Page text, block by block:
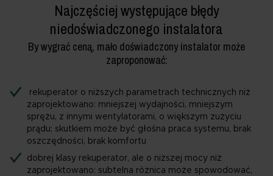
Najczęściej występujące błędy
niedoświadczonego instalatora
By wygrać ceną, mało doświadczony instalator może
zaproponować:
rekuperator o niższych parametrach technicznych niż
zaprojektowano: mniejszej wydajności, mniejszym
sprężu, z innymi wentylatorami, o większym zużyciu
prądu; skutkiem może być głośna praca systemu, brak
oszczędności, brak komfortu
dobrej klasy rekuperator, ale o niższej mocy niż
zaprojektowano: subtelna różnica może spowodować,